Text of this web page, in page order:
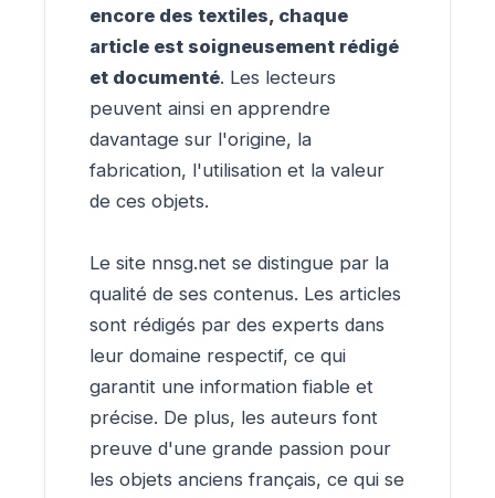
encore des textiles, chaque
article est soigneusement rédigé
et documenté. Les lecteurs
peuvent ainsi en apprendre
davantage sur l'origine, la
fabrication, l'utilisation et la valeur
de ces objets.
Le site nnsg.net se distingue par la
qualité de ses contenus. Les articles
sont rédigés par des experts dans
leur domaine respectif, ce qui
garantit une information fiable et
précise. De plus, les auteurs font
preuve d'une grande passion pour
les objets anciens français, ce qui se